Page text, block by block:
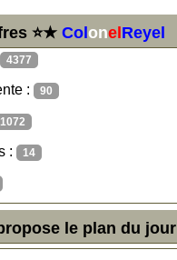
⭐★ColonelReyel
4377
: 90
1072
: 14
le plan du jour